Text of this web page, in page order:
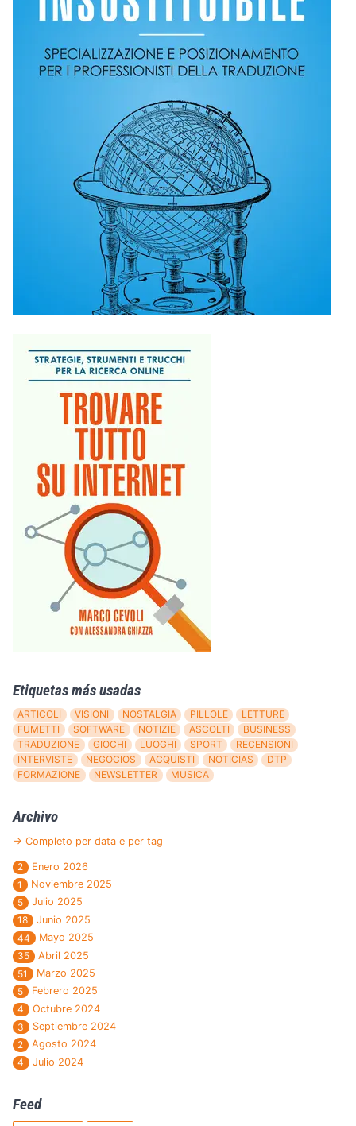
Etiquetas más usadas
ARTICOLI VISIONI NOSTALGIA PILLOLE
LETTURE
FUMETTI
SOFTWARE NOTIZIE ASCOLTI
BUSINESS
TRADUZIONE
GIOCHI LUOGHI SPORT
RECENSIONI
INTERVISTE
NEGOCIOS ACQUISTI NOTICIAS
DTP
FORMAZIONE
NEWSLETTER MUSICA
Archivo
→ Completo per data e per tag
2
Enero 2026
1
Noviembre 2025
5
Julio 2025
18
Junio 2025
44
Mayo 2025
35
Abril 2025
51
Marzo 2025
5
Febrero 2025
4
Octubre 2024
3
Septiembre 2024
2
Agosto 2024
4
Julio 2024
Feed